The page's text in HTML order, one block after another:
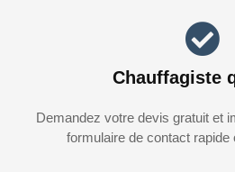
Chauffagiste
Demandez votre devis gratuit et
formulaire de contact rapide